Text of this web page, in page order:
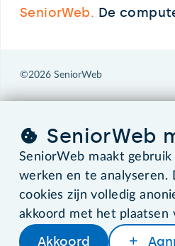
SeniorWeb. De
©2026 SeniorWeb
SeniorWeb
SeniorWeb maakt
werken en te analyseren.
cookies zijn volledig
akkoord met het plaatsen
Akkoord